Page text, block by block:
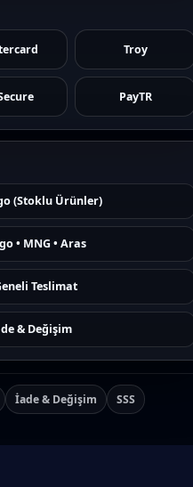
Troy
PayTR
(Stoklu Ürünler)
• MNG • Aras
Teslimat
& Değişim
İade & Değişim
SSS